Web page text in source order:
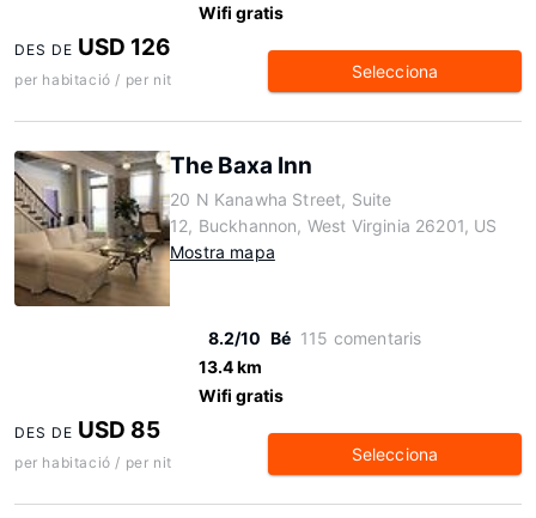
Wifi gratis
DES DE USD 126
per habitació / per nit Selecciona
The Baxa Inn
20 N Kanawha Street, Suite
12, Buckhannon, West Virginia 26201, US
Mostra mapa
8.2/10 Bé 115 comentaris
13.4 km
Wifi gratis
DES DE USD 85
per habitació / per nit Selecciona